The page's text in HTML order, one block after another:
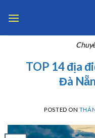
TOP 14 địa
Đà
POSTED ON